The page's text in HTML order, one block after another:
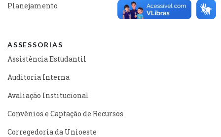
Planejamento
ASSESSORIAS
Assistência Estudantil
Auditoria Interna
Avaliação Institucional
Convênios e Captação de Recursos
Corregedoria da Unioeste